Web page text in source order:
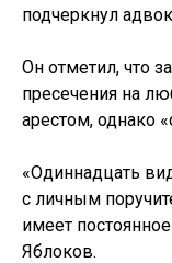
подчеркнул
Он отметил, что
пресечения на
арестом, однако
«Одиннадцать
с личным
имеет
Яблоков.